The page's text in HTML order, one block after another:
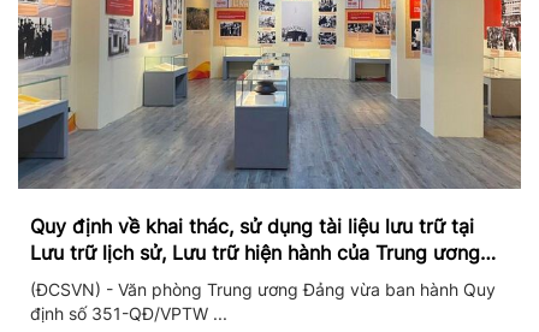
Quy định về khai thác, sử dụng tài liệu lưu trữ tại
Lưu trữ lịch sử, Lưu trữ hiện hành của Trung ương
Đảng và Văn phòng Trung ương Đảng
(ĐCSVN) - Văn phòng Trung ương Đảng vừa ban hành Quy
định số 351-QĐ/VPTW ...